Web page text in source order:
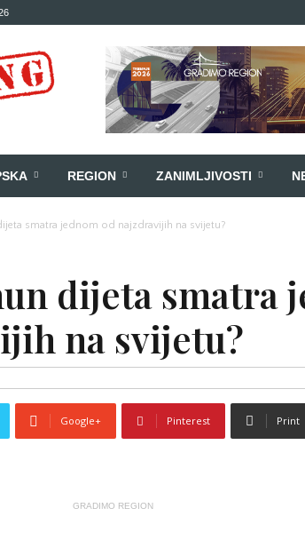
REGION ZANIMLJIVOSTI
smatra jednom od najzdravijih na svijetu?
dijeta smatra
na svijetu?
Google+ Pinterest Print
GRADIMO REGION